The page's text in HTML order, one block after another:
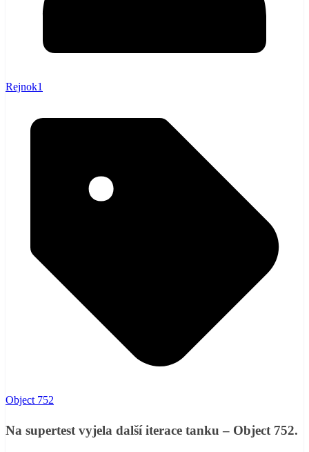
Rejnok1
Object 752
Na supertest vyjela další iterace tanku – Object 752.